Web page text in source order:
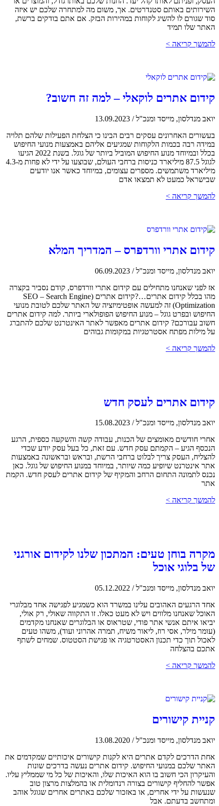
השירותים באותם סטנדרטים. אך, משום מה למתחרה שלכם יש איזה
סוד שגורם לו להשיג לקוחות במהירות הבזק. אם אתם בודקים ברשת,
האתר שלו תמיד
להמשך קריאה >
קידום אתרים לוקאלי – למה זה חשוב?
יואב מנדלסון, מייסד ומנכ"ל/
13.09.2023
בעשורים האחרונים עסקים רבים הבינו כי הצלחת הפעילות שלהם תלויה
במידה רבה בכמות הלקוחות שמגיעים אליהם באמצעות מנועי החיפוש
בכלל ובמיוחד מנוע החיפוש המוביל ביותר של גוגל. בשנת 2022 הגיעו
לגוגל 87.5 מיליארד כניסות ברחבי העולם, שבוצעו על ידי לא פחות מ-4.3
מיליארד משתמשים. מספרים עצומים, במיוחד כאשר אנו יודעים
שבישראל כמעט לא תמצאו אדם
להמשך קריאה >
קידום אתרי וורדפרס – המדריך המלא
יואב מנדלסון, מייסד ומנכ"ל/
06.09.2023
אז לפני שאנחנו מתחילים עם קידום אתרי וורדפרס, קודם נסביר בקצרה
מהו בכלל קידום אתרים…?קידום אתרים (SEO – Search Engine
Optimization) זה למעשה אופטימיזציה של האתר שלכם לטובת מנועי
החיפוש ובפרט גוגל – מנוע החיפוש הפופולארי ביותר. למה קידום אתרים
חשוב עבורכם? קידום אתרים מאפשר לאתר האינטרנט שלכם להתברג
על מילות מפתח אסטרטגיות במקומות גבוהים
להמשך קריאה >
קידום אתרים לעסק חדש
יואב מנדלסון, מייסד ומנכ"ל/
15.08.2023
אחרי חודשים מאומצים של הכנות, עבודה קשה והשקעה כספית, הרגע
הנכסף הגיע – הקמתם עסק חדש. עם זאת, כל בעל עסק יודע שכדי
להצליח, העסק צריך לבלוט ברחבי הרשת, ובראש ובראשונה באמצעות
אתר אינטרנט שיופיע כמה שיותר, במיוחד במנוע החיפוש של גוגל. כאן
נכנס לתמונה התחום הרחב והמקיף של קידום אתרים לעסק חדש. הקמת
אתר
להמשך קריאה >
מקרה בוחן טעים: המתכון שלנו לקידום אורגני
של בלוגי אוכל
יואב מנדלסון, מייסד ומנכ"ל/
05.12.2022
אחד הרגעים האהובים עלינו במשרד הוא כשמגיע לפגישה אחד מבלוגרי
האוכל שאנחנו מלווים ויש לא מעט כאלו. זו התקווה שאולי, רק אולי,
יביאו איתם אנשי אתר פודי, שטראוס או הבלוגרים שאנחנו מקדמים
(עומר מילר, אסי רוז, ליאור משיח, תמרה אהרוני ועוד), משהו טעים
לאכול תוך כדי תכנון האסטרטגיה או פגישת הסטטוס. שמחים לשתף
אתכם בהצלחה
להמשך קריאה >
קניית קישורים
יואב מנדלסון, מייסד ומנכ"ל/
13.08.2020
אחת הדרכים לקדם אתרים היא לקנות קישורים איכותיים שמקדמים את
האתר שלכם במנועי החיפוש. קידום אתרים נעשה בדרכים שונות
והעיקרון הכי חשוב בו הוא האיכות שלו, והאיכות של כל מי שממליץ עליו.
אפשר להחליף קישורים בצורה רנדומלית או בהמלצות מרצון טוב
שנעשות על ידי אחרים, או באזכור שלכם באתרים אחרים שגוגל אוהב
ומתחשב בדעתם. אבל